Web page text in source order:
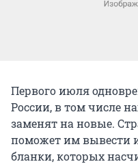
Первого июля
России, в том числе
заменят на новые.
поможет им вывести
бланки, которых